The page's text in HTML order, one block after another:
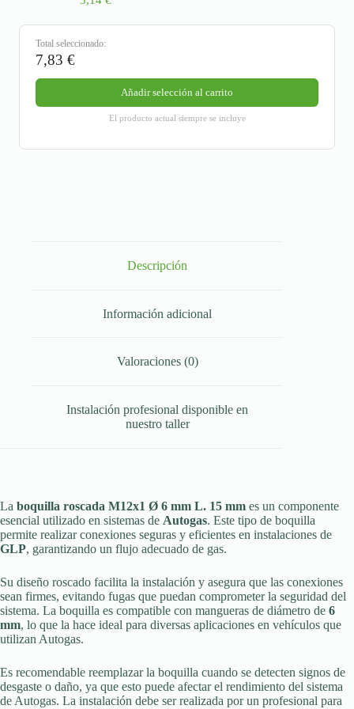
Total seleccionado:
7,83 €
Añadir selección al carrito
El producto actual siempre se incluye
Descripción
Información adicional
Valoraciones (0)
Instalación profesional disponible en
nuestro taller
La boquilla roscada M12x1 Ø 6 mm L. 15 mm es un componente
esencial utilizado en sistemas de Autogas. Este tipo de boquilla
permite realizar conexiones seguras y eficientes en instalaciones de
GLP, garantizando un flujo adecuado de gas.
Su diseño roscado facilita la instalación y asegura que las conexiones
sean firmes, evitando fugas que puedan comprometer la seguridad del
sistema. La boquilla es compatible con mangueras de diámetro de 6
mm, lo que la hace ideal para diversas aplicaciones en vehículos que
utilizan Autogas.
Es recomendable reemplazar la boquilla cuando se detecten signos de
desgaste o daño, ya que esto puede afectar el rendimiento del sistema
de Autogas. La instalación debe ser realizada por un profesional para